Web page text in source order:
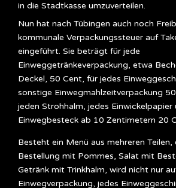
in die Stadtkasse umzuverteilen.
Nun hat nach Tübingen auch noch
kommunale Verpackungssteuer auf
eingeführt. Sie beträgt für jede
Einweggetränkeverpackung, etwa
Deckel, 50 Cent, für jedes
sonstige Einwegmahlzeitverpackung
jeden Strohhalm, jedes Einwickelpapier
Einwegbesteck ab 10 Zentimetern 20
Besteht ein Menü aus mehreren
Bestellung mit Pommes, Salat mit
Getränk mit Trinkhalm, wird nicht nur
Einwegverpackung, jedes